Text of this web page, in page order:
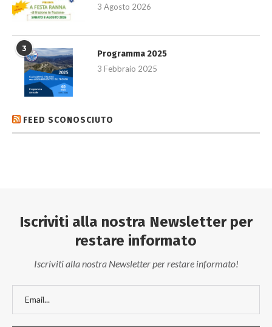
3 Agosto 2026
3
Programma 2025
3 Febbraio 2025
FEED SCONOSCIUTO
Iscriviti alla nostra Newsletter per
restare informato
Iscriviti alla nostra Newsletter per restare informato!